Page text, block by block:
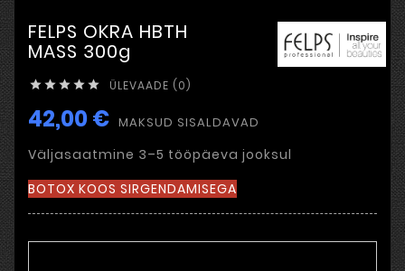
FELPS OKRA HBTH
MASS 300g
     ÜLEVAADE (0)
42,00 € MAKSUD SISALDAVAD
Väljasaatmine 3–5 tööpäeva jooksul
BOTOX KOOS SIRGENDAMISEGA